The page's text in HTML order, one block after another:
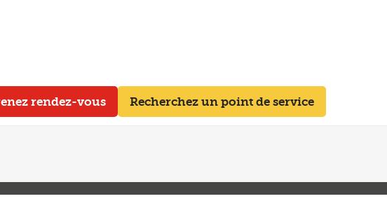
rendez-vous Recherchez un point de service